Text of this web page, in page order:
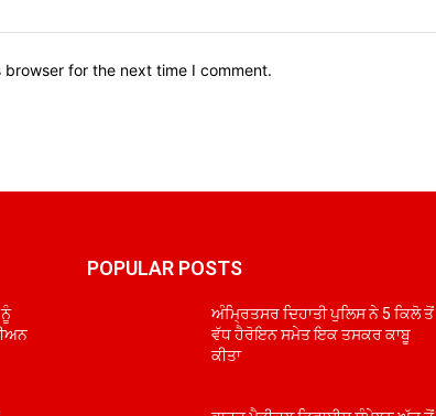
for the next time I comment.
POPULAR POSTS
ਅੰਮ੍ਰਿਤਸਰ ਦਿਹਾਤੀ ਪੁਲਿਸ ਨੇ 5 ਕਿਲੋ ਤੋਂ
ਵੱਧ ਹੈਰੋਇਨ ਸਮੇਤ ਇਕ ਤਸਕਰ ਕਾਬੂ
ਕੀਤਾ